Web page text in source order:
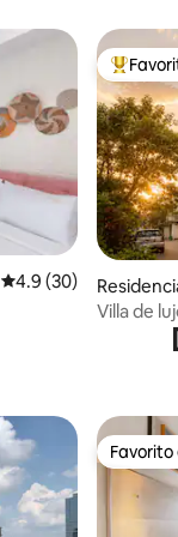
Calificación
4.9 (30)
De los
Villa de